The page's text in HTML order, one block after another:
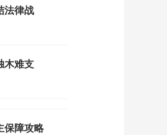
法律战
木难支
保障攻略